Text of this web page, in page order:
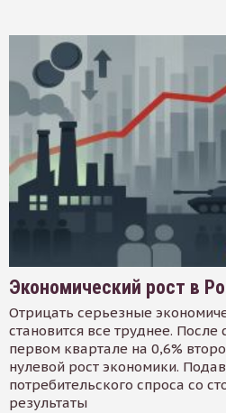
Экономический рост в
Отрицать серьезные
становится все труднее.
первом квартале на 0,6%
нулевой рост экономики.
потребительского спроса со
результаты